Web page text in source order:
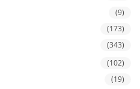
(9)
(173)
(343)
(102)
(19)